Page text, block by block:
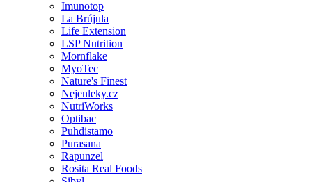
Imunotop
La Brújula
Life Extension
LSP Nutrition
Mornflake
MyoTec
Nature's Finest
Nejenleky.cz
NutriWorks
Optibac
Puhdistamo
Purasana
Rapunzel
Rosita Real Foods